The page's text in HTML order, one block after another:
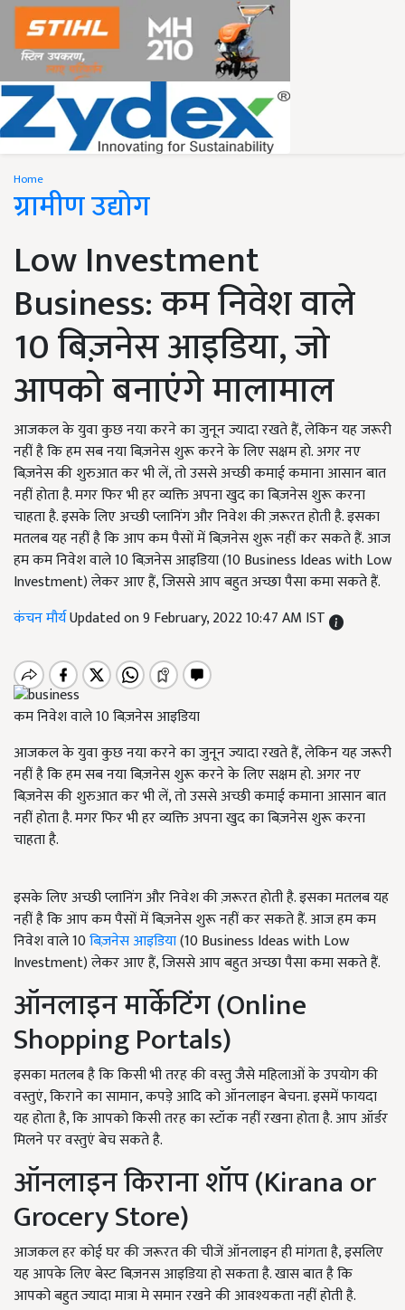
Home
ग्रामीण उद्योग
Low Investment
Business: कम निवेश वाले
10 बिज़नेस आइडिया, जो
आपको बनाएंगे मालामाल
आजकल के युवा कुछ नया करने का जुनून ज्यादा रखते हैं, लेकिन यह जरूरी
नहीं है कि हम सब नया बिज़नेस शुरू करने के लिए सक्षम हो. अगर नए
बिज़नेस की शुरुआत कर भी लें, तो उससे अच्छी कमाई कमाना आसान बात
नहीं होता है. मगर फिर भी हर व्यक्ति अपना खुद का बिज़नेस शुरू करना
चाहता है. इसके लिए अच्छी प्लानिंग और निवेश की ज़रूरत होती है. इसका
मतलब यह नहीं है कि आप कम पैसों में बिज़नेस शुरू नहीं कर सकते हैं. आज
हम कम निवेश वाले 10 बिज़नेस आइडिया (10 Business Ideas with Low
Investment) लेकर आए हैं, जिससे आप बहुत अच्छा पैसा कमा सकते हैं.
कंचन मौर्यUpdated on 9 February, 2022 10:47 AM IST
कम निवेश वाले 10 बिज़नेस आइडिया
आजकल के युवा कुछ नया करने का जुनून ज्यादा रखते हैं, लेकिन यह जरूरी
नहीं है कि हम सब नया बिज़नेस शुरू करने के लिए सक्षम हो. अगर नए
बिज़नेस की शुरुआत कर भी लें, तो उससे अच्छी कमाई कमाना आसान बात
नहीं होता है. मगर फिर भी हर व्यक्ति अपना खुद का बिज़नेस शुरू करना
चाहता है.
इसके लिए अच्छी प्लानिंग और निवेश की ज़रूरत होती है. इसका मतलब यह
नहीं है कि आप कम पैसों में बिज़नेस शुरू नहीं कर सकते हैं. आज हम कम
निवेश वाले 10बिज़नेस आइडिया(10 Business Ideas with Low
Investment) लेकर आए हैं, जिससे आप बहुत अच्छा पैसा कमा सकते हैं.
ऑनलाइन मार्केटिंग (Online
Shopping Portals)
इसका मतलब है कि किसी भी तरह की वस्तु जैसे महिलाओं के उपयोग की
वस्तुएं, किराने का सामान, कपड़े आदि को ऑनलाइन बेचना. इसमें फायदा
यह होता है, कि आपको किसी तरह का स्टॉक नहीं रखना होता है. आप ऑर्डर
मिलने पर वस्तुएं बेच सकते है.
ऑनलाइन किराना शॉप (Kirana or
Grocery Store)
आजकल हर कोई घर की जरूरत की चीजें ऑनलाइन ही मांगता है, इसलिए
यह आपके लिए बेस्ट बिज़नस आइडिया हो सकता है. खास बात है कि
आपको बहुत ज्यादा मात्रा मे समान रखने की आवश्यकता नहीं होती है.